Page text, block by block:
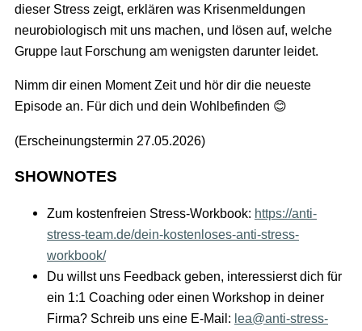
dieser Stress zeigt, erklären was Krisenmeldungen
neurobiologisch mit uns machen, und lösen auf, welche
Gruppe laut Forschung am wenigsten darunter leidet.
Nimm dir einen Moment Zeit und hör dir die neueste
Episode an. Für dich und dein Wohlbefinden 😊
(Erscheinungstermin 27.05.2026)
SHOWNOTES
Zum kostenfreien Stress-Workbook: https://anti-
stress-team.de/dein-kostenloses-anti-stress-
workbook/
Du willst uns Feedback geben, interessierst dich für
ein 1:1 Coaching oder einen Workshop in deiner
Firma? Schreib uns eine E-Mail: lea@anti-stress-